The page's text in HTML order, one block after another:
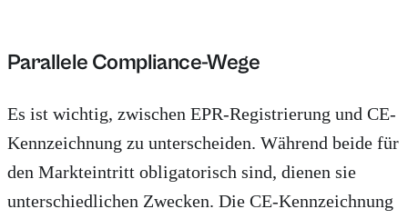
Parallele Compliance-Wege
Es ist wichtig, zwischen EPR-Registrierung und CE-
Kennzeichnung zu unterscheiden. Während beide für
den Markteintritt obligatorisch sind, dienen sie
unterschiedlichen Zwecken. Die CE-Kennzeichnung